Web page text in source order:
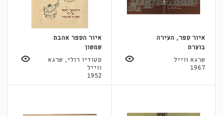
איור ספר, העירה
בוערת
שרגא ווייל
1967
איור הספר אהבת
שמשון
סטודיו רולי, שרגא
ווייל
1952